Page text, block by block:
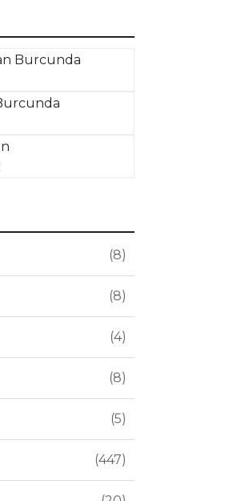
Burcunda
8
8
4
8
5
447